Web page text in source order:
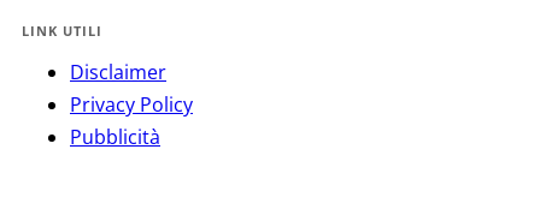
LINK UTILI
Disclaimer
Privacy Policy
Pubblicità